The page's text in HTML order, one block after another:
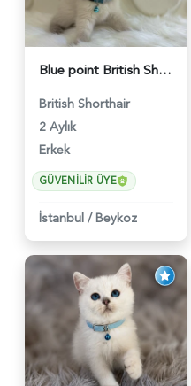
Blue point British Shorthair Kedim 2 Aylık - 4132
British Shorthair
2 Aylık
Erkek
GÜVENILIR ÜYE
İstanbul / Beykoz